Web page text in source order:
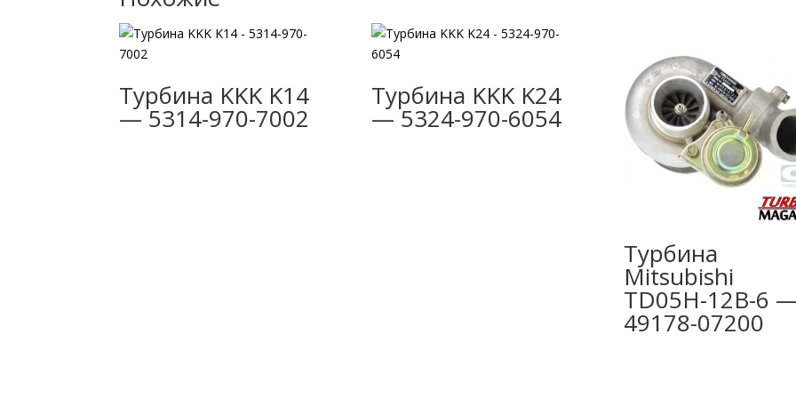
Турбина KKK K14
— 5314-970-7002
Турбина KKK K24
— 5324-970-6054
Турбина
Mitsubishi
TD05H-12B-6
49178-07200